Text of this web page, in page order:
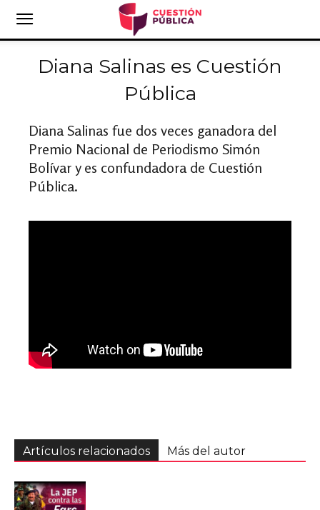
Diana Salinas es Cuestión
Pública
Diana Salinas fue dos veces ganadora del
Premio Nacional de Periodismo Simón
Bolívar y es confundadora de Cuestión
Pública.
Artículos relacionados Más del autor